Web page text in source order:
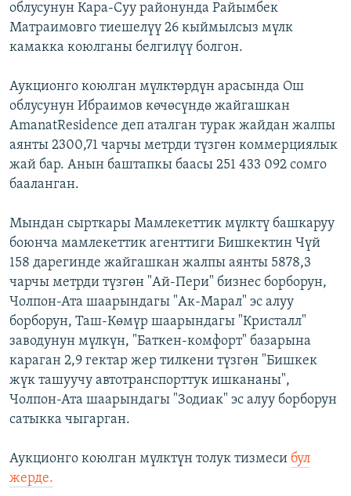
облусунун Кара-Суу районунда Райымбек
Матраимовго тиешелүү 26 кыймылсыз мүлк
камакка коюлганы белгилүү болгон.
Аукционго коюлган мүлктөрдүн арасында Ош
облусунун Ибраимов көчөсүндө жайгашкан
AmanatResidence деп аталган турак жайдан жалпы
аянты 2300,71 чарчы метрди түзгөн коммерциялык
жай бар. Анын баштапкы баасы 251 433 092 сомго
бааланган.
Мындан сырткары Мамлекеттик мүлктү башкаруу
боюнча мамлекеттик агенттиги Бишкектин Чүй
158 дарегинде жайгашкан жалпы аянты 5878,3
чарчы метрди түзгөн "Ай-Пери" бизнес борборун,
Чолпон-Ата шаарындагы "Ак-Марал" эс алуу
борборун, Таш-Көмүр шаарындагы "Кристалл"
заводунун мүлкүн, "Баткен-комфорт" базарына
караган 2,9 гектар жер тилкени түзгөн "Бишкек
жүк ташуучу автотранспорттук ишкананы",
Чолпон-Ата шаарындагы "Зодиак" эс алуу борборун
сатыкка чыгарган.
Аукционго коюлган мүлктүн толук тизмеси бул
жерде.